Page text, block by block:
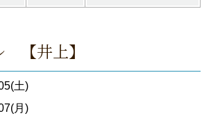
【井上】
土)
月)